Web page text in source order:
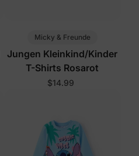
Micky & Freunde
Jungen Kleinkind/Kinder
T-Shirts Rosarot
$14.99